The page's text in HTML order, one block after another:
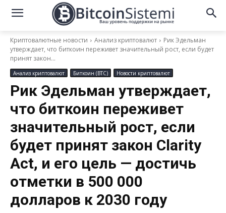
Криптовалютные новости Анализ криптовалют
Рик Эдельман
утверждает, что биткоин переживет значительный рост, если будет
принят закон...
Анализ криптовалют Биткоин (BTC) Новости криптовалют
Рик Эдельман утверждает,
что биткоин переживет
значительный рост, если
будет принят закон Clarity
Act, и его цель — достичь
отметки в 500 000
долларов к 2030 году